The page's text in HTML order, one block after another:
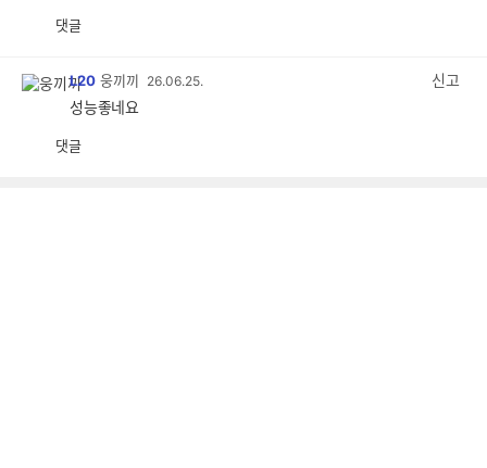
댓글
L20 웅끼끼 26.06.25.
신고
성능좋네요
댓글